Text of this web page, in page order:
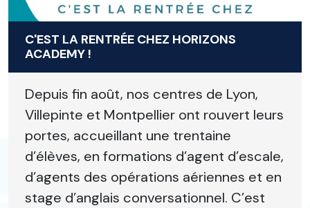
C'EST LA RENTRÉE CHEZ HORIZONS
ACADEMY !
Depuis fin août, nos centres de Lyon,
Villepinte et Montpellier ont rouvert leurs
portes, accueillant une trentaine
d’élèves, en formations d’agent d’escale,
d’agents des opérations aériennes et en
stage d’anglais conversationnel. C’est